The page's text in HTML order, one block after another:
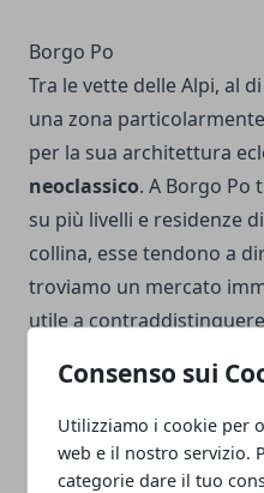
Consenso sui
Utilizziamo i cookie per
web e il nostro servizio.
categorie dare il tuo
Borgo Po
Tra le vette delle Alpi, al
una zona
per la sua architettura
neoclassico. A Borgo Po
su più livelli e residenze
collina, esse tendono a
troviamo un mercato
utile a
alta. Per questa ragione,
fondo l’acquisto di una
esattamente accessibili .